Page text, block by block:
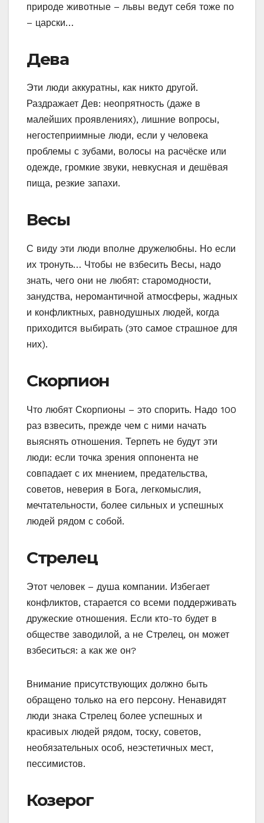
природе животные – львы ведут себя тоже по
– царски…
Дева
Эти люди аккуратны, как никто другой.
Раздражает Дев: неопрятность (даже в
малейших проявлениях), лишние вопросы,
негостеприимные люди, если у человека
проблемы с зубами, волосы на расчёске или
одежде, громкие звуки, невкусная и дешёвая
пища, резкие запахи.
Весы
С виду эти люди вполне дружелюбны. Но если
их тронуть… Чтобы не взбесить Весы, надо
знать, чего они не любят: старомодности,
занудства, неромантичной атмосферы, жадных
и конфликтных, равнодушных людей, когда
приходится выбирать (это самое страшное для
них).
Скорпион
Что любят Скорпионы – это спорить. Надо 100
раз взвесить, прежде чем с ними начать
выяснять отношения. Терпеть не будут эти
люди: если точка зрения оппонента не
совпадает с их мнением, предательства,
советов, неверия в Бога, легкомыслия,
мечтательности, более сильных и успешных
людей рядом с собой.
Стрелец
Этот человек – душа компании. Избегает
конфликтов, старается со всеми поддерживать
дружеские отношения. Если кто-то будет в
обществе заводилой, а не Стрелец, он может
взбеситься: а как же он?
Внимание присутствующих должно быть
обращено только на его персону. Ненавидят
люди знака Стрелец более успешных и
красивых людей рядом, тоску, советов,
необязательных особ, неэстетичных мест,
пессимистов.
Козерог